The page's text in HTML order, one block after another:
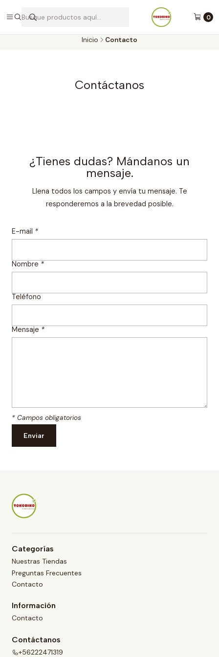
0
Envíos a todo Chile por Blue Express
Inicio Contacto
Contáctanos
¿Tienes dudas? Mándanos un
mensaje.
Llena todos los campos y envía tu mensaje. Te
responderemos a la brevedad posible.
E-mail *
Nombre *
Teléfono
Mensaje *
* Campos obligatorios
Categorías
Nuestras Tiendas
Preguntas Frecuentes
Contacto
Información
Contacto
Contáctanos
+56222471319